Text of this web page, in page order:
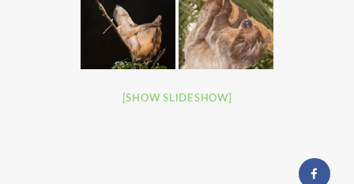
[SHOW SLIDESHOW]